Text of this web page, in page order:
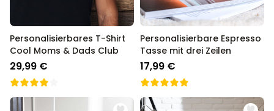
Personalisierbares T-Shirt
Cool Moms & Dads Club
29,99 €
Personalisierbare Espresso
Tasse mit drei Zeilen
17,99 €